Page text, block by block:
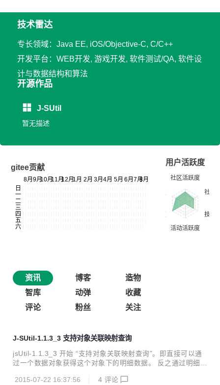
技术雷达
专长领域：Java EE, iOS/Objective-C, C/C++
开发平台：WEB开发, 游戏开发, 软件测试/QA, 软件设
计与数据结构和算法
开源作品
J-SUtil
暂无描述
gitee贡献
用户活跃度
资讯 博客
造物
智库
动弹
收藏
评论
粉丝 关注
J-SUtil-1.1.3_3 支持对象关联映射查询
jsUtil-1.1.3_3 开始 “支持对象关联映射查询”。即直接可以通
过一个数据对象获得这个对象下的明细数据。 反之通过明细的
model类中增加如下“批注”（@ArrayAnnotation）即可实现。
2015-07-22 16:37:56 4 评论